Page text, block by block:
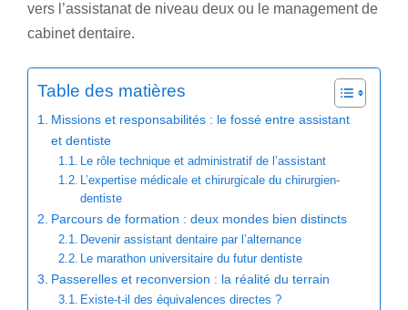
vers l’assistanat de niveau deux ou le management de
cabinet dentaire.
Table des matières
Missions et responsabilités : le fossé entre assistant
et dentiste
Le rôle technique et administratif de l’assistant
L’expertise médicale et chirurgicale du chirurgien-
dentiste
Parcours de formation : deux mondes bien distincts
Devenir assistant dentaire par l’alternance
Le marathon universitaire du futur dentiste
Passerelles et reconversion : la réalité du terrain
Existe-t-il des équivalences directes ?